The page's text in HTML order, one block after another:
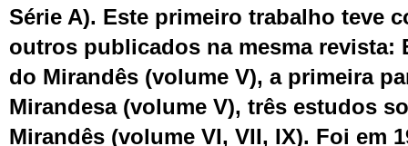
Série A). Este primeiro trabalho teve
outros publicados na mesma revista:
do Mirandês (volume V), a primeira
Mirandesa (volume V), três estudos
Mirandês (volume VI, VII, IX). Foi em